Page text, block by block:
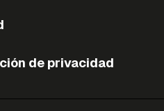
de privacidad